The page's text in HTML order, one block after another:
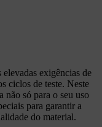
exigências de
ciclos de teste. Neste
não só para o seu uso
para garantir a
do material.